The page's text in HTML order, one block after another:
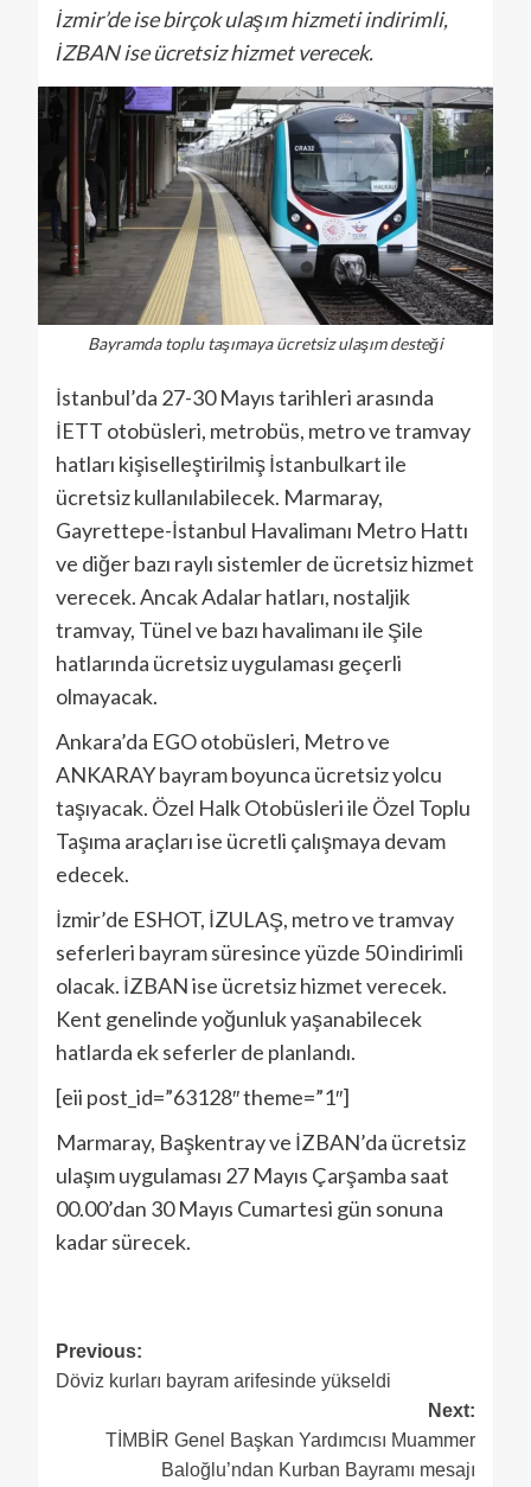
İzmir’de ise birçok ulaşım hizmeti indirimli,
İZBAN ise ücretsiz hizmet verecek.
Bayramda toplu taşımaya ücretsiz ulaşım desteği
İstanbul’da 27-30 Mayıs tarihleri arasında
İETT otobüsleri, metrobüs, metro ve tramvay
hatları kişiselleştirilmiş İstanbulkart ile
ücretsiz kullanılabilecek. Marmaray,
Gayrettepe-İstanbul Havalimanı Metro Hattı
ve diğer bazı raylı sistemler de ücretsiz hizmet
verecek. Ancak Adalar hatları, nostaljik
tramvay, Tünel ve bazı havalimanı ile Şile
hatlarında ücretsiz uygulaması geçerli
olmayacak.
Ankara’da EGO otobüsleri, Metro ve
ANKARAY bayram boyunca ücretsiz yolcu
taşıyacak. Özel Halk Otobüsleri ile Özel Toplu
Taşıma araçları ise ücretli çalışmaya devam
edecek.
İzmir’de ESHOT, İZULAŞ, metro ve tramvay
seferleri bayram süresince yüzde 50 indirimli
olacak. İZBAN ise ücretsiz hizmet verecek.
Kent genelinde yoğunluk yaşanabilecek
hatlarda ek seferler de planlandı.
[eii post_id=”63128″ theme=”1″]
Marmaray, Başkentray ve İZBAN’da ücretsiz
ulaşım uygulaması 27 Mayıs Çarşamba saat
00.00’dan 30 Mayıs Cumartesi gün sonuna
kadar sürecek.
Previous:
Döviz kurları bayram arifesinde yükseldi
Next:
TİMBİR Genel Başkan Yardımcısı Muammer
Baloğlu’ndan Kurban Bayramı mesajı